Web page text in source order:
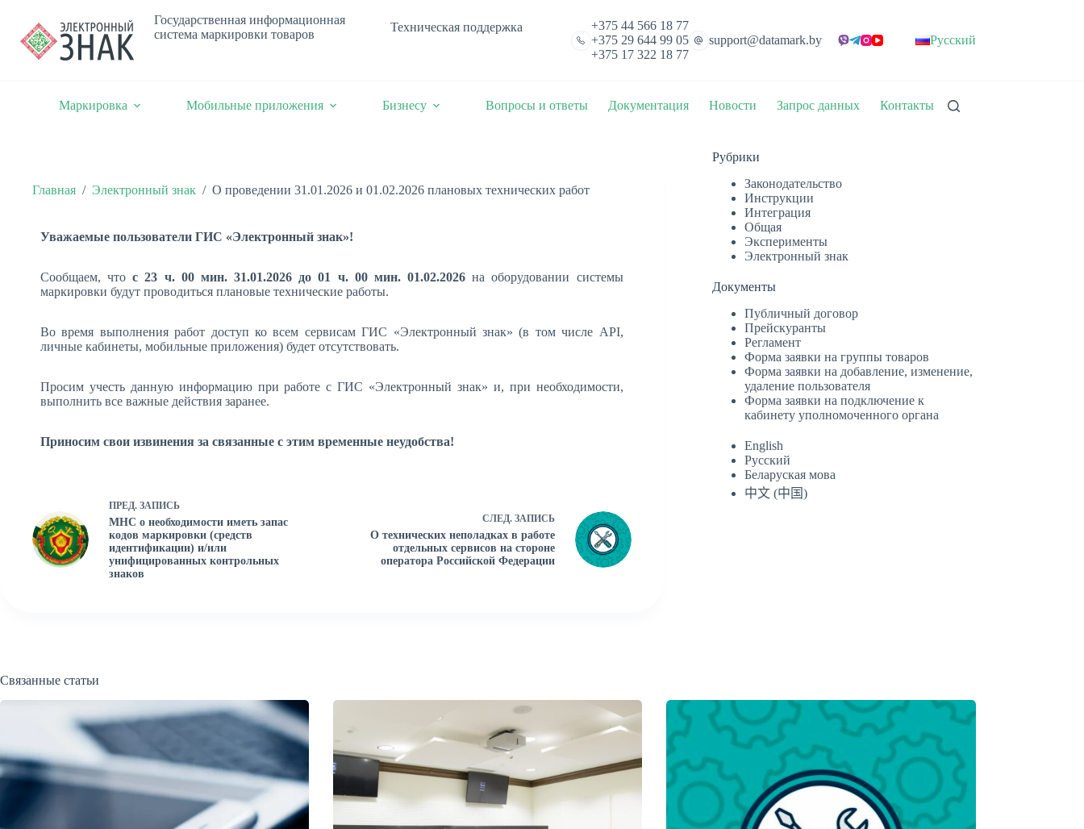
Государственная информационная
система маркировки товаров
Техническая поддержка
+375 44 566 18 77
+375 29 644 99 05
+375 17 322 18 77
support@datamark.by Русский
Маркировка Мобильные приложения Бизнесу Вопросы и ответы Документация Новости Запрос данных Контакты
Главная / Электронный знак / О проведении 31.01.2026 и 01.02.2026 плановых технических работ
Уважаемые пользователи ГИС «Электронный знак»!
Сообщаем, чтос 23 ч. 00 мин. 31.01.2026 до 01 ч. 00 мин. 01.02.2026 на оборудовании системы
маркировки будут проводиться плановые технические работы.
Во время выполнения работ доступ ко всем сервисам ГИС «Электронный знак» (в том числе API,
личные кабинеты, мобильные приложения) будет отсутствовать.
Просим учесть данную информацию при работе с ГИС «Электронный знак» и, при необходимости,
выполнить все важные действия заранее.
Приносим свои извинения за связанные с этим временные неудобства!
ПРЕД. ЗАПИСЬ
МНС о необходимости иметь запас
кодов маркировки (средств
идентификации) и/или
унифицированных контрольных
знаков
СЛЕД. ЗАПИСЬ
О технических неполадках в работе
отдельных сервисов на стороне
оператора Российской Федерации
Рубрики
Законодательство
Инструкции
Интеграция
Общая
Эксперименты
Электронный знак
Документы
Публичный договор
Прейскуранты
Регламент
Форма заявки на группы товаров
Форма заявки на добавление, изменение,
удаление пользователя
Форма заявки на подключение к
кабинету уполномоченного органа
English
Русский
Беларуская мова
中文 (中国)
Связанные статьи